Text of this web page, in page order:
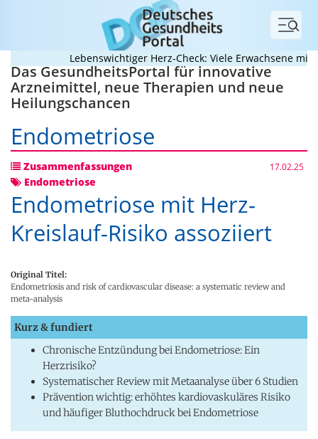
Menü
Lebenswichtiger Herz-Check: Viele Erwachsene mit
Das GesundheitsPortal für innovative
Arzneimittel, neue Therapien und neue
Heilungschancen
Endometriose
Zusammenfassungen 17.02.25
Endometriose
Endometriose mit Herz-
Kreislauf-Risiko assoziiert
Original Titel:
Endometriosis and risk of cardiovascular disease: a systematic review and
meta-analysis
Kurz & fundiert
Chronische Entzündung bei Endometriose: Ein
Herzrisiko?
Systematischer Review mit Metaanalyse über 6 Studien
Prävention wichtig: erhöhtes kardiovaskuläres Risiko
und häufiger Bluthochdruck bei Endometriose